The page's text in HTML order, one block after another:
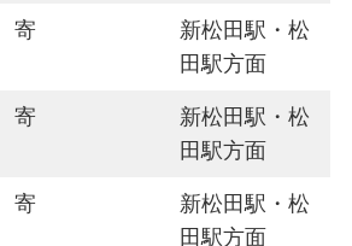
寄
新松田駅・松
田駅方面
寄
新松田駅・松
田駅方面
寄
新松田駅・松
田駅方面